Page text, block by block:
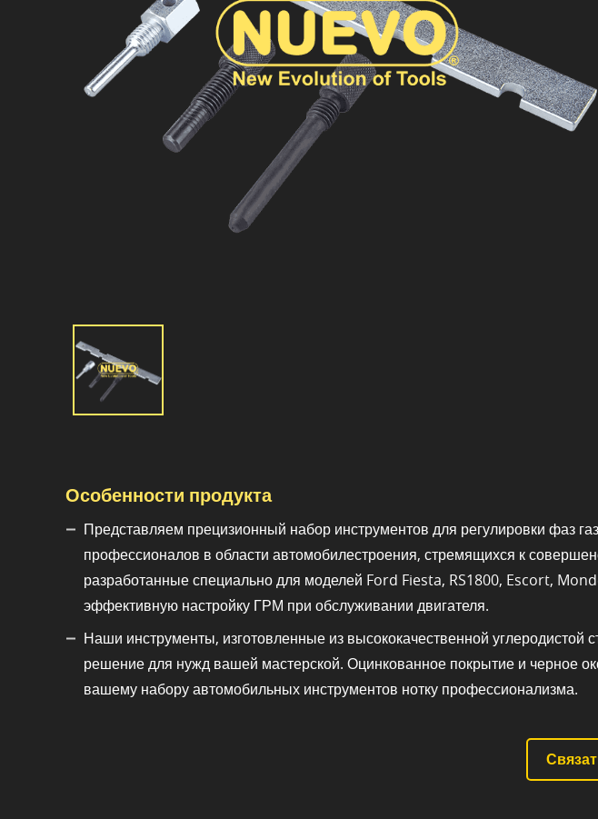
Особенности продукта
Представляем прецизионный набор инструментов для регулировки фаз
профессионалов в области автомобилестроения, стремящихся к
разработанные специально для моделей Ford Fiesta, RS1800, Escort,
эффективную настройку ГРМ при обслуживании двигателя.
Наши инструменты, изготовленные из высококачественной
решение для нужд вашей мастерской. Оцинкованное покрытие и черное
вашему набору автомобильных инструментов нотку профессионализма.